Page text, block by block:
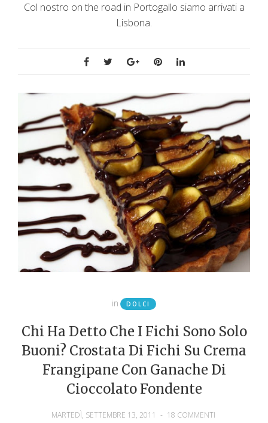
Col nostro on the road in Portogallo siamo arrivati a
Lisbona.
in DOLCI
Chi Ha Detto Che I Fichi Sono Solo
Buoni? Crostata Di Fichi Su Crema
Frangipane Con Ganache Di
Cioccolato Fondente
MARTEDÌ, SETTEMBRE 13, 2011 - 18 COMMENTI